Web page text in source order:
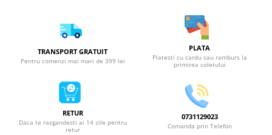
TRANSPORT GRATUIT
Pentru comenzi mai mari de 399 lei
PLATA
Platesti cu cardu sau ramburs la
primirea coletului
RETUR
Daca te razgandesti ai 14 zile pentru
retur
0731129023
Comanda prin Telefon